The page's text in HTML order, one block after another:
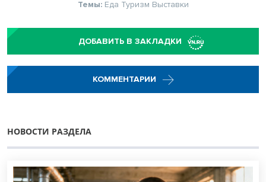
Темы: Еда Туризм Выставки
ДОБАВИТЬ В ЗАКЛАДКИ
КОММЕНТАРИИ
НОВОСТИ РАЗДЕЛА